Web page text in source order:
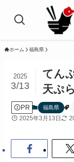
ホーム 福島県
てん
天ぷ
2025
3/13
PR 福島県
2025年3月13日